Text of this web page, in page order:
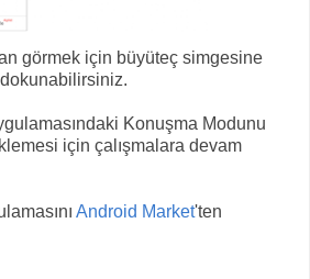
görmek için büyüteç simgesine
dokunabilirsiniz.
Konuşma Modunu
için çalışmalara devam
Android Market'ten